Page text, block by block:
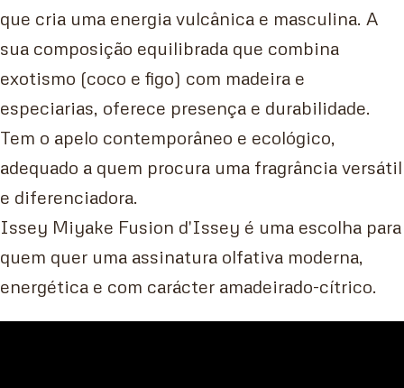
que cria uma energia vulcânica e masculina. A
sua composição equilibrada que combina
exotismo (coco e figo) com madeira e
especiarias, oferece presença e durabilidade.
Tem o apelo contemporâneo e ecológico,
adequado a quem procura uma fragrância versátil
e diferenciadora.
Issey Miyake Fusion d'Issey é uma escolha para
quem quer uma assinatura olfativa moderna,
energética e com carácter amadeirado-cítrico.